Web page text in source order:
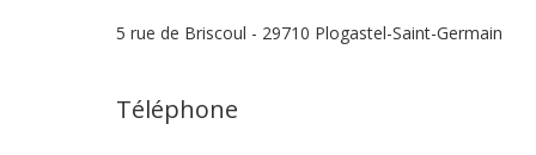
5 rue de Briscoul - 29710 Plogastel-Saint-Germain
Téléphone